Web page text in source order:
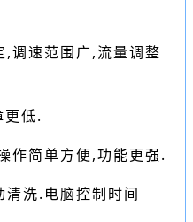
调速范围广,流量调整
低.
作简单方便,功能更强.
洗.电脑控制时间